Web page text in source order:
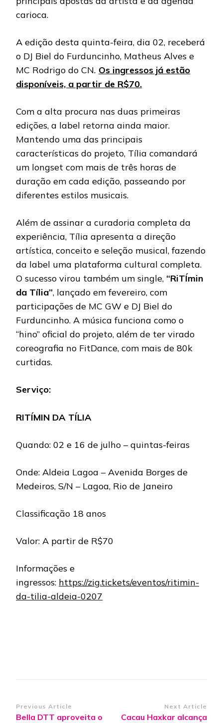
carioca.
A edição desta quinta-feira, dia 02, receberá
o DJ Biel do Furduncinho, Matheus Alves e
MC Rodrigo do CN. Os ingressos já estão
disponíveis, a partir de R$70.
Com a alta procura nas duas primeiras
edições, a label retorna ainda maior.
Mantendo uma das principais
características do projeto, Tília comandará
um longset com mais de três horas de
duração em cada edição, passeando por
diferentes estilos musicais.
Além de assinar a curadoria completa da
experiência, Tília apresenta a direção
artística, conceito e seleção musical, fazendo
da label uma plataforma cultural completa.
O sucesso virou também um single, “RiTÍmin
da Tília”, lançado em fevereiro, com
participações de MC GW e DJ Biel do
Furduncinho. A música funciona como o
“hino” oficial do projeto, além de ter virado
coreografia no FitDance, com mais de 80k
curtidas.
Serviço:
RITÍMIN DA TÍLIA
Quando: 02 e 16 de julho – quintas-feiras
Onde: Aldeia Lagoa – Avenida Borges de
Medeiros, S/N – Lagoa, Rio de Janeiro
Classificação 18 anos
Valor: A partir de R$70
Informações e
ingressos: https://zig.tickets/eventos/ritimin-
da-tilia-aldeia-0207
Post
Previous Article
Bella DTT aproveita o
Next Article
Cacau Haxkar alcança